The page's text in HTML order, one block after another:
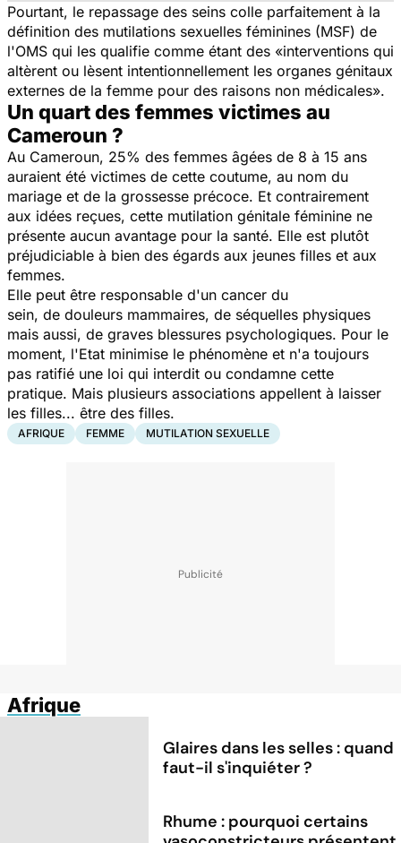
Pourtant, le repassage des seins colle parfaitement à la
définition des mutilations sexuelles féminines (MSF) de
l'OMS qui les qualifie comme étant des «interventions qui
altèrent ou lèsent intentionnellement les organes génitaux
externes de la femme pour des raisons non médicales».
Un quart des femmes victimes au
Cameroun ?
Au Cameroun, 25% des femmes âgées de 8 à 15 ans
auraient été victimes de cette coutume, au nom du
mariage et de la grossesse précoce. Et contrairement
aux idées reçues, cette mutilation génitale féminine ne
présente aucun avantage pour la santé. Elle est plutôt
préjudiciable à bien des égards aux jeunes filles et aux
femmes.
Elle peut être responsable d'un cancer du
sein, de douleurs mammaires, de séquelles physiques
mais aussi, de graves blessures psychologiques. Pour le
moment, l'Etat minimise le phénomène et n'a toujours
pas ratifié une loi qui interdit ou condamne cette
pratique. Mais plusieurs associations appellent à laisser
les filles... être des filles.
AFRIQUE FEMME MUTILATION SEXUELLE
Afrique
Glaires dans les selles : quand
faut-il s'inquiéter ?
Rhume : pourquoi certains